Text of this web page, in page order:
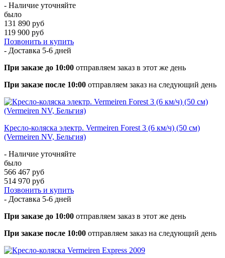
- Наличие уточняйте
было
131 890 руб
119 900 руб
Позвонить и купить
- Доставка 5-6 дней
При заказе до 10:00 отправляем заказ в этот же день
При заказе после 10:00 отправляем заказ на следующий день
Кресло-коляска электр. Vermeiren Forest 3 (6 км/ч) (50 см)
(Vermeiren NV, Бельгия)
- Наличие уточняйте
было
566 467 руб
514 970 руб
Позвонить и купить
- Доставка 5-6 дней
При заказе до 10:00 отправляем заказ в этот же день
При заказе после 10:00 отправляем заказ на следующий день